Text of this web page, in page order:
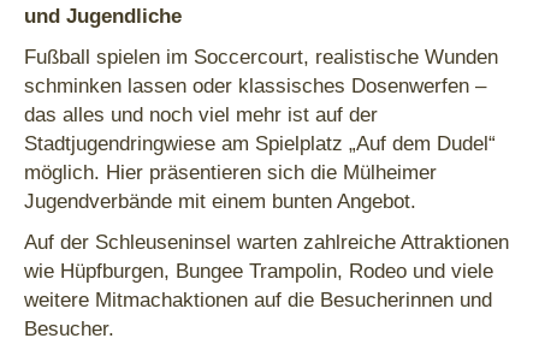
und Jugendliche
Fußball spielen im Soccercourt, realistische Wunden
schminken lassen oder klassisches Dosenwerfen –
das alles und noch viel mehr ist auf der
Stadtjugendringwiese am Spielplatz „Auf dem Dudel“
möglich. Hier präsentieren sich die Mülheimer
Jugendverbände mit einem bunten Angebot.
Auf der Schleuseninsel warten zahlreiche Attraktionen
wie Hüpfburgen, Bungee Trampolin, Rodeo und viele
weitere Mitmachaktionen auf die Besucherinnen und
Besucher.